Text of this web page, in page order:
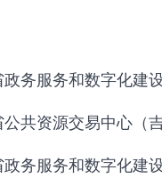
务服务和数字化建
共资源交易中心（
务服务和数字化建